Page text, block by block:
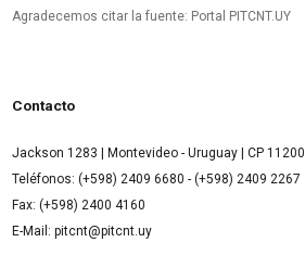
Agradecemos citar la fuente: Portal PITCNT.UY
Contacto
Jackson 1283 | Montevideo - Uruguay | CP 11200
Teléfonos: (+598) 2409 6680 - (+598) 2409 2267
Fax: (+598) 2400 4160
E-Mail: pitcnt@pitcnt.uy